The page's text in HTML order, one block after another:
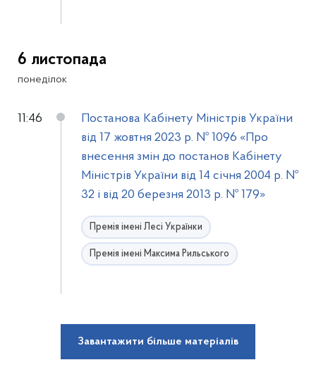
6 листопада
понеділок
11:46
Постанова Кабінету Міністрів України
від 17 жовтня 2023 р. № 1096 «Про
внесення змін до постанов Кабінету
Міністрів України від 14 січня 2004 р. №
32 і від 20 березня 2013 р. № 179»
Премія імені Лесі Українки
Премія імені Максима Рильського
Завантажити більше матеріалів